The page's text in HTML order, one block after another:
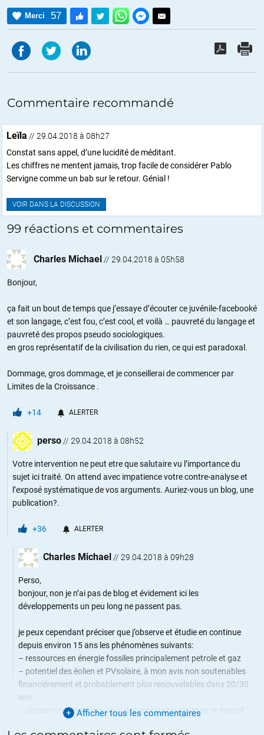
Merci 57
Commentaire recommandé
Leïla // 29.04.2018 à 08h27
Constat sans appel, d’une lucidité de méditant.
Les chiffres ne mentent jamais, trop facile de considérer Pablo
Servigne comme un bab sur le retour. Génial !
VOIR DANS LA DISCUSSION
99 réactions et commentaires
Charles Michael // 29.04.2018 à 05h58
Bonjour,
ça fait un bout de temps que j’essaye d’écouter ce juvénile-facebooké
et son langage, c’est fou, c’est cool, et voilà … pauvreté du langage et
pauvreté des propos pseudo sociologiques.
en gros représentatif de la civilisation du rien, ce qui est paradoxal.
Dommage, gros dommage, et je conseillerai de commencer par
Limites de la Croissance .
+14 ALERTER
perso // 29.04.2018 à 08h52
Votre intervention ne peut etre que salutaire vu l’importance du
sujet ici traité. On attend avec impatience votre contre-analyse et
l’exposé systématique de vos arguments. Auriez-vous un blog, une
publication?.
+36 ALERTER
Charles Michael // 29.04.2018 à 09h28
Perso,
bonjour, non je n’ai pas de blog et évidement ici les
développements un peu long ne passent pas.
je peux cependant préciser que j’observe et étudie en continue
depuis environ 15 ans les phénomènes suivants:
– ressources en énergie fossiles principalement petrole et gaz
– potentiel des éolien et PVsolaire, à mon avis non soutenables
financiérement et probablement plus renouvelables dans 20/30
ans.
– appauvrissement des sols, des ressources en eaux et impact
Afficher tous les commentaires